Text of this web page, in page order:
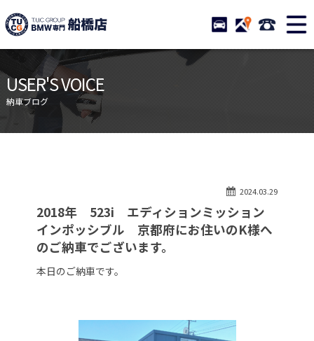
TUCグループ BMW専門 船
STOCK ACCESS 047-
ニュース
在庫リスト
目玉車両一覧
店舗紹介
保証＆サービス
アクセスマップ
自動車保険
TUCとは？
リクルート
納車blog
会社概要
USER'S VOICE
納車ブログ
2024.03.29
2018年 523i エディションミッション
インポッシブル 京都府にお住いのK様へ
のご納車でございます。
本日のご納車です。